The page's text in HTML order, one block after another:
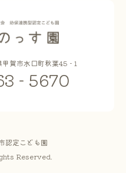
- 5670
賀市水口町秋葉45 - 1
定こども園
Reserved.